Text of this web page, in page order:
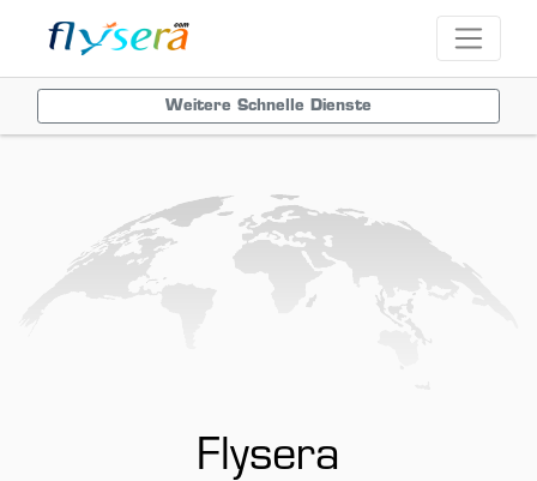
Weitere Schnelle Dienste
Flysera